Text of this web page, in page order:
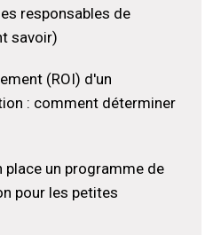
responsables de
savoir)
(ROI) d'un
: comment déterminer
un programme de
pour les petites